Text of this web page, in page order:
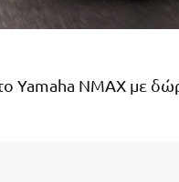
Yamaha ΝΜΑΧ με